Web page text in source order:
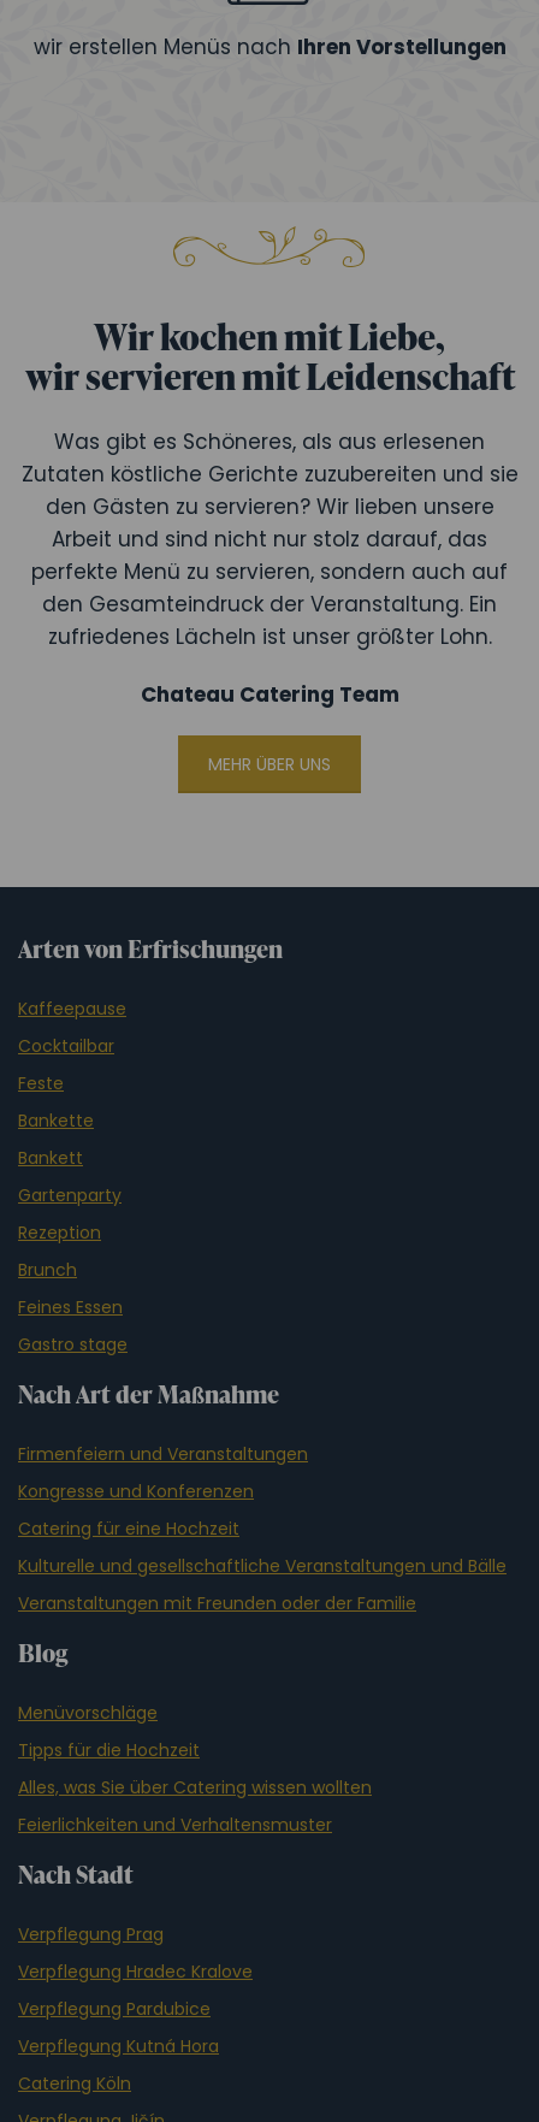
wir erstellen Menüs nach Ihren Vorstellungen
Wir kochen mit Liebe,
wir servieren mit Leidenschaft
Was gibt es Schöneres, als aus erlesenen
Zutaten köstliche Gerichte zuzubereiten und sie
den Gästen zu servieren? Wir lieben unsere
Arbeit und sind nicht nur stolz darauf, das
perfekte Menü zu servieren, sondern auch auf
den Gesamteindruck der Veranstaltung. Ein
zufriedenes Lächeln ist unser größter Lohn.
Chateau Catering Team
MEHR ÜBER UNS
Arten von Erfrischungen
Kaffeepause
Cocktailbar
Feste
Bankette
Bankett
Gartenparty
Rezeption
Brunch
Feines Essen
Gastro stage
Nach Art der Maßnahme
Firmenfeiern und Veranstaltungen
Kongresse und Konferenzen
Catering für eine Hochzeit
Kulturelle und gesellschaftliche Veranstaltungen und Bälle
Veranstaltungen mit Freunden oder der Familie
Blog
Menüvorschläge
Tipps für die Hochzeit
Alles, was Sie über Catering wissen wollten
Feierlichkeiten und Verhaltensmuster
Nach Stadt
Verpflegung Prag
Verpflegung Hradec Kralove
Verpflegung Pardubice
Verpflegung Kutná Hora
Catering Köln